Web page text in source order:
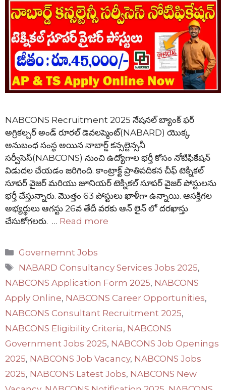
NABCONS Recruitment 2025 నేషనల్ బ్యాంక్ ఫర్
అగ్రికల్చర్ అండ్ రూరల్ డెవలప్మెంట్(NABARD) యొక్క
అనుబంధ సంస్థ అయిన నాబార్డ్ కన్సల్టెన్సనీ
సర్వీసెస్(NABCONS) నుంచి ఉద్యోగాల భర్తీ కోసం నోటిఫికేషన్
విడుదల చేయడం జరిగింది. కాంట్రాక్ట్ ప్రాతిపదికన చీఫ్ టెక్నికల్
సూపర్ వైజర్ మరియు జూనియర్ టెక్నికల్ సూపర్ వైజర్ పోస్టులను
భర్తీ చేస్తున్నారు. మొత్తం 63 పోస్టులు ఖాళీగా ఉన్నాయి. ఆసక్తిగల
అభ్యర్థులు ఆగస్టు 26వ తేదీ వరకు ఆన్ లైన్ లో దరఖాస్తు
చేసుకోగలరు. … Read more
Categories
Governemnt Jobs
Tags
NABARD Consultancy Services Jobs 2025,
NABCONS Application Form 2025, NABCONS
Apply Online, NABCONS Career Opportunities,
NABCONS Consultant Recruitment 2025,
NABCONS Eligibility Criteria, NABCONS
Government Jobs 2025, NABCONS Job Openings
2025, NABCONS Job Vacancy, NABCONS Jobs
2025, NABCONS Latest Jobs, NABCONS New